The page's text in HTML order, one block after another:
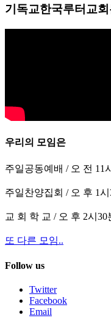
기독교한국루터교회
우리의 모임은
주일공동예배 / 오 전 11시
주일찬양집회 / 오 후 1시
교 회 학 교 / 오 후 2시30
또 다른 모임..
Follow us
Twitter
Facebook
Email